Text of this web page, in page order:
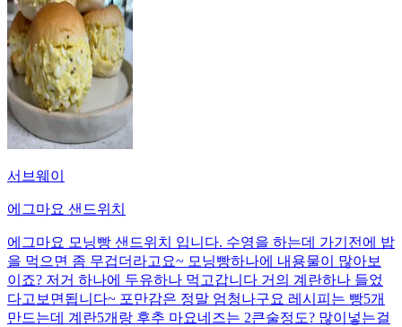
서브웨이
에그마요 샌드위치
에그마요 모닝빵 샌드위치 입니다. 수영을 하는데 가기전에 밥
을 먹으면 좀 무겁더라고요~ 모닝빵하나에 내용물이 많아보
이죠? 저거 하나에 두유하나 먹고갑니다 거의 계란하나 들었
다고보면됩니다~ 포만감은 정말 엄청나구요 레시피는 빵5개
만드는데 계란5개랑 후추 마요네즈는 2큰술정도? 많이넣는걸